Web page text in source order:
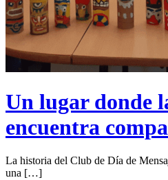
Un lugar donde
encuentra
La historia del Club de Día de
una […]